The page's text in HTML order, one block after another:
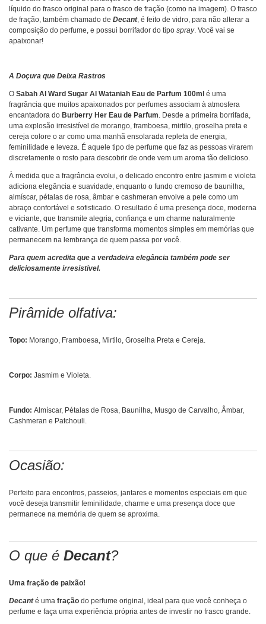
líquido do frasco original para o frasco de fração (como na imagem). O frasco
de fração, também chamado de Decant, é feito de vidro, para não alterar a
composição do perfume, e possui borrifador do tipo spray. Você vai se
apaixonar!
A Doçura que Deixa Rastros
O Sabah Al Ward Sugar Al Wataniah Eau de Parfum 100ml é uma
fragrância que muitos apaixonados por perfumes associam à atmosfera
encantadora do Burberry Her Eau de Parfum. Desde a primeira borrifada,
uma explosão irresistível de morango, framboesa, mirtilo, groselha preta e
cereja colore o ar como uma manhã ensolarada repleta de energia,
feminilidade e leveza. É aquele tipo de perfume que faz as pessoas virarem
discretamente o rosto para descobrir de onde vem um aroma tão delicioso.
À medida que a fragrância evolui, o delicado encontro entre jasmim e violeta
adiciona elegância e suavidade, enquanto o fundo cremoso de baunilha,
almíscar, pétalas de rosa, âmbar e cashmeran envolve a pele como um
abraço confortável e sofisticado. O resultado é uma presença doce, moderna
e viciante, que transmite alegria, confiança e um charme naturalmente
cativante. Um perfume que transforma momentos simples em memórias que
permanecem na lembrança de quem passa por você.
Para quem acredita que a verdadeira elegância também pode ser
deliciosamente irresistível.
Pirâmide olfativa:
Topo: Morango, Framboesa, Mirtilo, Groselha Preta e Cereja.
Corpo: Jasmim e Violeta.
Fundo: Almíscar, Pétalas de Rosa, Baunilha, Musgo de Carvalho, Âmbar,
Cashmeran e Patchouli.
Ocasião:
Perfeito para encontros, passeios, jantares e momentos especiais em que
você deseja transmitir feminilidade, charme e uma presença doce que
permanece na memória de quem se aproxima.
O que é Decant?
Uma fração de paixão!
Decanté uma fração do perfume original, ideal para que você conheça o
perfume e faça uma experiência própria antes de investir no frasco grande.